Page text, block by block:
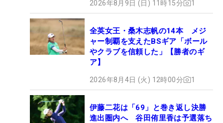
2026年8月9日 (日) 11時15分 1
全英女王・桑木志帆の14本 メジ
ャー制覇を支えたBSギア「ボール
やクラブを信頼した」【勝者のギ
ア】
2026年8月4日 (火) 12時00分 1
伊藤二花は「69」と巻き返し決勝
進出圏内へ 谷田侑里香は予選落ち